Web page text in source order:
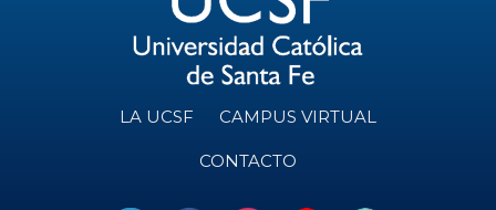
LA UCSF CAMPUS VIRTUAL
CONTACTO